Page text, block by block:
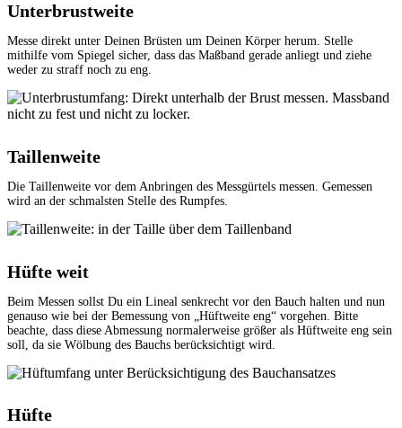
Unterbrustweite
Messe direkt unter Deinen Brüsten um Deinen Körper herum. Stelle
mithilfe vom Spiegel sicher, dass das Maßband gerade anliegt und ziehe
weder zu straff noch zu eng.
Taillenweite
Die Taillenweite vor dem Anbringen des Messgürtels messen. Gemessen
wird an der schmalsten Stelle des Rumpfes.
Hüfte weit
Beim Messen sollst Du ein Lineal senkrecht vor den Bauch halten und nun
genauso wie bei der Bemessung von „Hüftweite eng“ vorgehen. Bitte
beachte, dass diese Abmessung normalerweise größer als Hüftweite eng sein
soll, da sie Wölbung des Bauchs berücksichtigt wird.
Hüfte